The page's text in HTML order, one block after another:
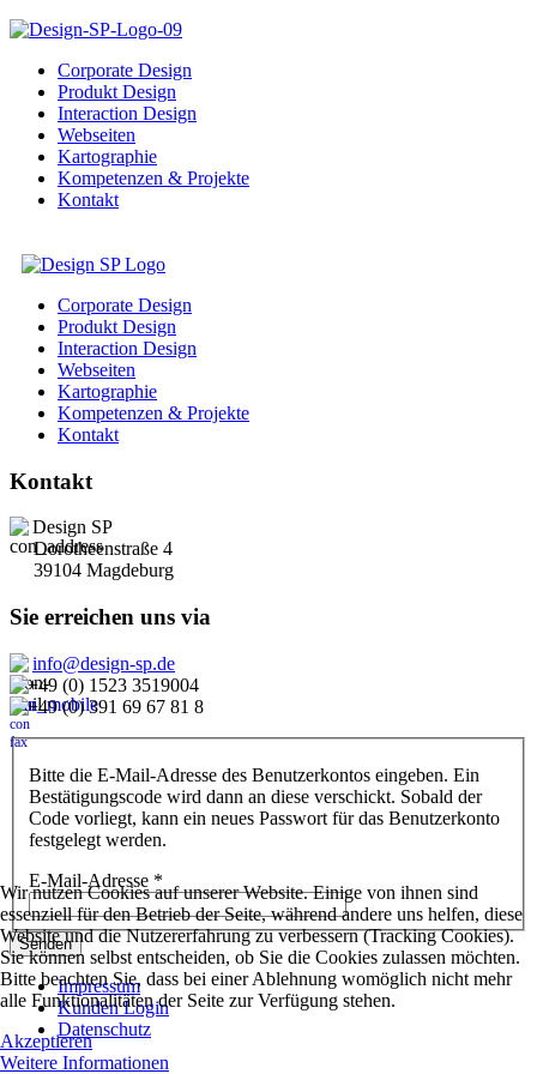
Corporate Design
Produkt Design
Interaction Design
Webseiten
Kartographie
Kompetenzen & Projekte
Kontakt
Corporate Design
Produkt Design
Interaction Design
Webseiten
Kartographie
Kompetenzen & Projekte
Kontakt
Kontakt
Design SP
Dorotheenstraße 4
39104 Magdeburg
Sie erreichen uns via
info@design-sp.de
+49 (0) 1523 3519004
+49 (0) 391 69 67 81 8
Bitte die E-Mail-Adresse des Benutzerkontos eingeben. Ein
Bestätigungscode wird dann an diese verschickt. Sobald der
Code vorliegt, kann ein neues Passwort für das Benutzerkonto
festgelegt werden.
E-Mail-Adresse *
Senden
Impressum
Kunden Login
Datenschutz
Wir nutzen Cookies auf unserer Website. Einige von ihnen sind
essenziell für den Betrieb der Seite, während andere uns helfen, diese
Website und die Nutzererfahrung zu verbessern (Tracking Cookies).
Sie können selbst entscheiden, ob Sie die Cookies zulassen möchten.
Bitte beachten Sie, dass bei einer Ablehnung womöglich nicht mehr
alle Funktionalitäten der Seite zur Verfügung stehen.
Akzeptieren
Weitere Informationen